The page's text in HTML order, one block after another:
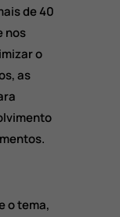
de 40
nos
o
as
o tema,